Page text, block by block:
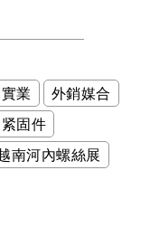
業
外銷媒合
紧固件
南河內螺絲展